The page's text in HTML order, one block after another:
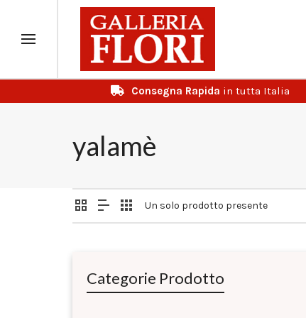
Consegna Rapida in tutta Italia
yalamè
Un solo prodotto presente
Categorie Prodotto